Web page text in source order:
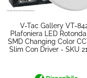
V-Tac Gallery VT-
Plafoniera LED
SMD Changing Color
Slim Con Driver - SKU